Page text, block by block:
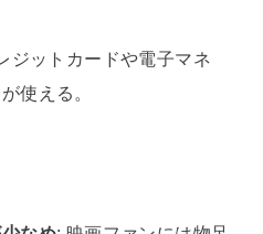
ジットカードや電子マネ
使える。